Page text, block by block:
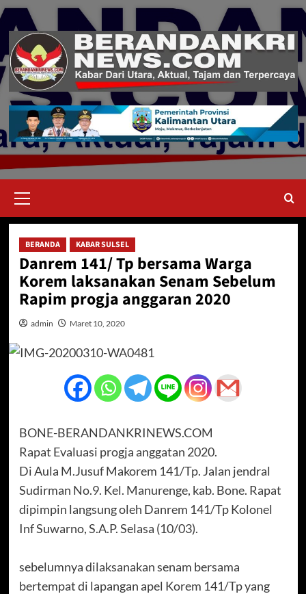
Skip
content
Menu
BERANDA KABAR SULSEL
Danrem 141/ Tp bersama Warga
Korem laksanakan Senam Sebelum
Rapim progja anggaran 2020
admin Maret 10, 2020
BONE-BERANDANKRINEWS.COM
Rapat Evaluasi progja anggatan 2020.
Di Aula M.Jusuf Makorem 141/Tp. Jalan jendral
Sudirman No.9. Kel. Manurenge, kab. Bone. Rapat
dipimpin langsung oleh Danrem 141/Tp Kolonel
Inf Suwarno, S.A.P. Selasa (10/03).
sebelumnya dilaksanakan senam bersama
bertempat di lapangan apel Korem 141/Tp yang